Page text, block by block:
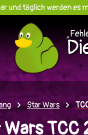
werden es mehr 😉
Star Wars
Wars